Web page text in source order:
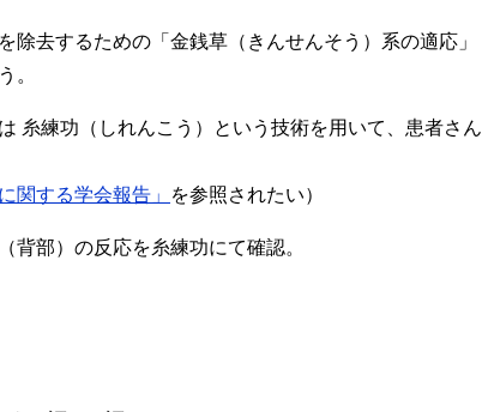
除去するための「金銭草（きんせんそう）系の適応」
。
糸練功（しれんこう）という技術を用いて、患者さん
関する学会報告」 を参照されたい）
背部）の反応を糸練功にて確認。